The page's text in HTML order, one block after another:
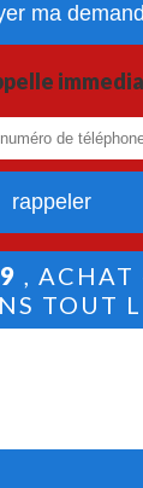
, ACHAT
TOUT